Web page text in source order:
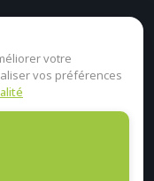
votre
vos préférences